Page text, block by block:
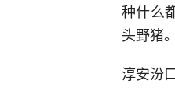
种什么
头野猪。
淳安汾